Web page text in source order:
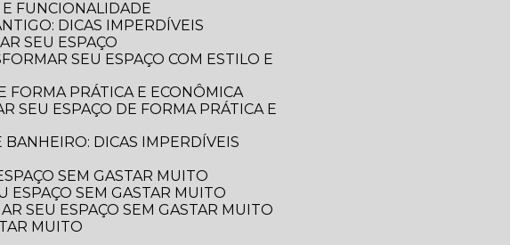
E FUNCIONALIDADE
DICAS IMPERDÍVEIS
SEU ESPAÇO
FORMA PRÁTICA E ECONÔMICA
BANHEIRO: DICAS IMPERDÍVEIS
SEM GASTAR MUITO
ESPAÇO SEM GASTAR MUITO
SEU ESPAÇO SEM GASTAR MUITO
MUITO